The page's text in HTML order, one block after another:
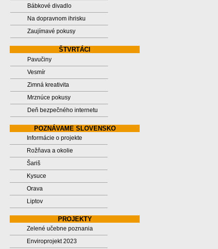
Bábkové divadlo
Na dopravnom ihrisku
Zaujímavé pokusy
ŠTVRTÁCI
Pavučiny
Vesmír
Zimná kreativita
Mrznúce pokusy
Deň bezpečného internetu
POZNÁVAME SLOVENSKO
Informácie o projekte
Rožňava a okolie
Šariš
Kysuce
Orava
Liptov
PROJEKTY
Zelené učebne poznania
Enviroprojekt 2023